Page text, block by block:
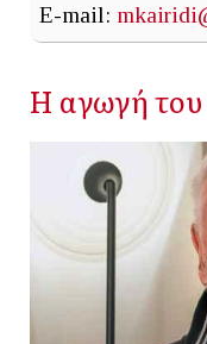
E-mail:
Η αγωγή